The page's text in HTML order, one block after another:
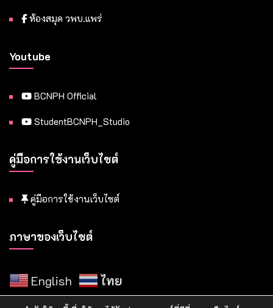
ห้องสมุด วพบ.แพร่
Youtube
BCNPH Official
StudentBCNPH_Studio
คู่มือการใช้งานเว็บไซต์
คู่มือการใช้งานเว็บไซต์
ภาษาของเว็บไซต์
English ไทย